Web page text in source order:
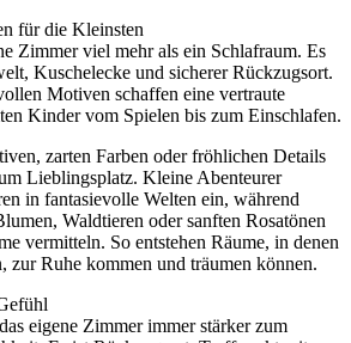
für die Kleinsten
Zimmer viel mehr als ein Schlafraum. Es
Kuschelecke und sicherer Rückzugsort.
Motiven schaffen eine vertraute
Kinder vom Spielen bis zum Einschlafen.
zarten Farben oder fröhlichen Details
Lieblingsplatz. Kleine Abenteurer
in fantasievolle Welten ein, während
Waldtieren oder sanften Rosatönen
vermitteln. So entstehen Räume, in denen
Ruhe kommen und träumen können.
eigene Zimmer immer stärker zum